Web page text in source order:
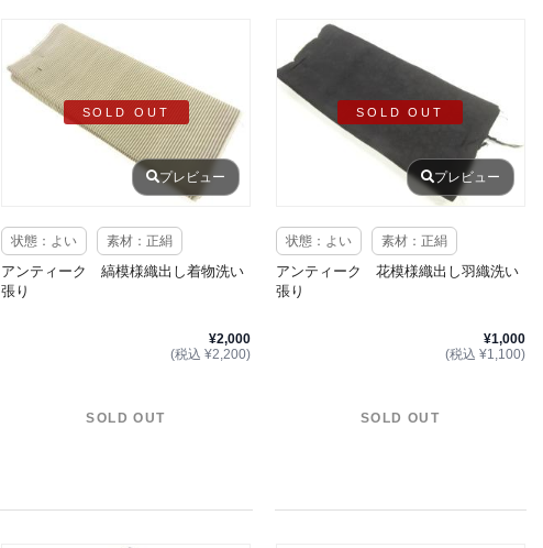
SOLD OUT
プレビュー
状態：よい 素材：正絹
アンティーク 縞模様織出し着物洗い
張り
¥2,000
(税込 ¥2,200)
SOLD OUT
SOLD OUT
プレビュー
状態：よい 素材：正絹
アンティーク 花模様織出し羽織洗い
張り
¥1,000
(税込 ¥1,100)
SOLD OUT